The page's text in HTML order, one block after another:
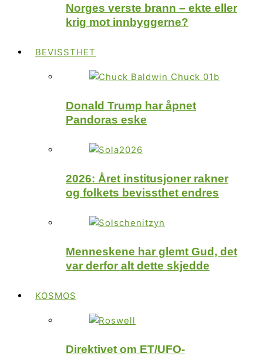
Norges verste brann – ekte eller
krig mot innbyggerne?
BEVISSTHET
Donald Trump har åpnet
Pandoras eske
2026: Året institusjoner rakner
og folkets bevissthet endres
Menneskene har glemt Gud, det
var derfor alt dette skjedde
KOSMOS
Direktivet om ET/UFO-